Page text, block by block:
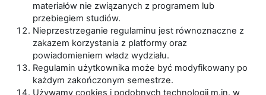
materiałów nie związanych z programem lub
przebiegiem studiów.
Nieprzestrzeganie regulaminu jest równoznaczne z
zakazem korzystania z platformy oraz
powiadomieniem władz wydziału.
Regulamin użytkownika może być modyfikowany po
każdym zakończonym semestrze.
Używamy cookies i podobnych technologii m.in. w